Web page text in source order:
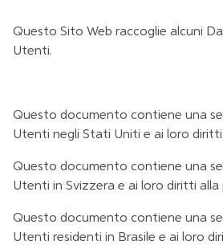
Questo Sito Web raccoglie alcuni
Utenti.
Questo documento contiene una
Utenti negli Stati Uniti e ai loro diritti
Questo documento contiene una
Utenti in Svizzera e ai loro diritti alla
Questo documento contiene una
Utenti residenti in Brasile e ai loro